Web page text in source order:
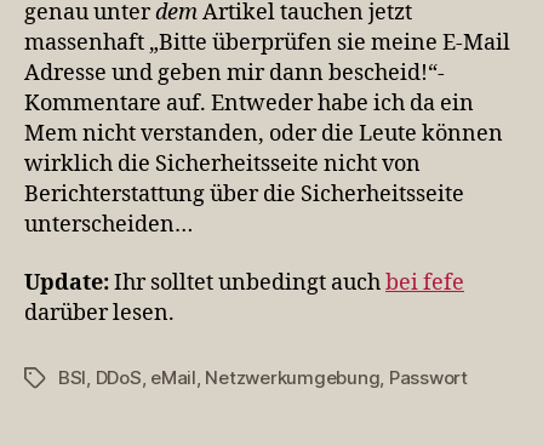
genau unterdemArtikel tauchen jetzt
massenhaft „Bitte überprüfen sie meine E-Mail
Adresse und geben mir dann bescheid!“-
Kommentare auf. Entweder habe ich da ein
Mem nicht verstanden, oder die Leute können
wirklich die Sicherheitsseite nicht von
Berichterstattung über die Sicherheitsseite
unterscheiden…
Update:Ihr solltet unbedingt auchbei fefe
darüber lesen.
Schlagwörter
BSI DDoS eMail Netzwerkumgebung Passwort